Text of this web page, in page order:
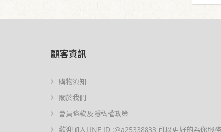
顧客資訊
購物須知
關於我們
會員條款及隱私權政策
歡迎加入LINE ID :@a25338833 可以更好的為你服務